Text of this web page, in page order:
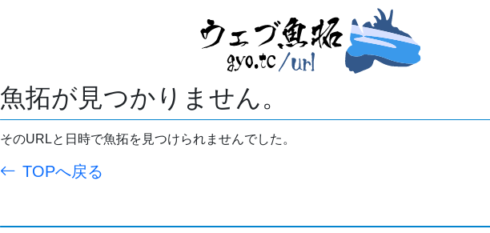
魚拓が見つかりません。
そのURLと日時で魚拓を見つけられませんでした。
TOPへ戻る